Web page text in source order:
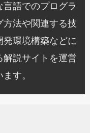
言語でのプログラ
方法や関連する技
発環境構築などに
解説サイトを運営
す。